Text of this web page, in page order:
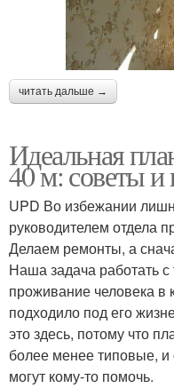
читать дальше →
Идеальная
40 м: советы и
UPD Во избежании
руководителем отдела
Делаем ремонты, а
Наша задача работать с
проживание человека в
подходило под его
это здесь, потому что
более менее типовые,
могут кому-то помочь.